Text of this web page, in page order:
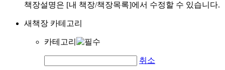
책장설명은 [내 책장/책장목록]에서 수정할 수 있습니다.
새책장 카테고리
카테고리
취소